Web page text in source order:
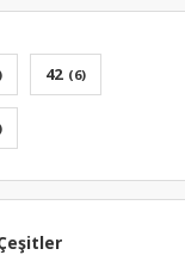
42 (6)